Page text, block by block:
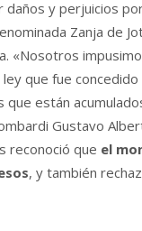
daños y perjuicios
Zanja de
«Nosotros
que fue concedido
están
Gustavo
reconoció que el
, y también